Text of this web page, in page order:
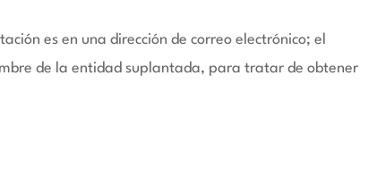
es en una dirección de correo electrónico; el
de la entidad suplantada, para tratar de obtener